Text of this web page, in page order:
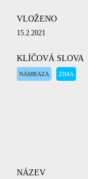
VLOŽENO
15.2.2021
KLÍČOVÁ SLOVA
NÁMRAZA ZIMA
NÁZEV